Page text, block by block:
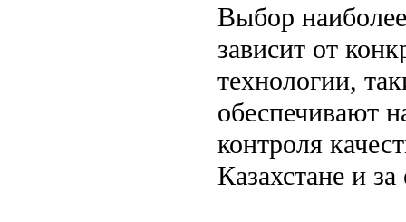
Выбор
зависит от
технологии,
обеспечивают
контроля
Казахстане и